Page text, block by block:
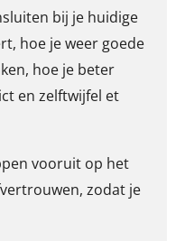
bij je huidige
hoe je weer goede
hoe je beter
en zelftwijfel et
vooruit op het
zodat je